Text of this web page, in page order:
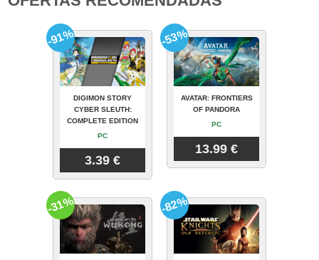
DIGIMON STORY
CYBER SLEUTH:
COMPLETE EDITION
PC
3.39 €
-91%
AVATAR: FRONTIERS
OF PANDORA
PC
13.99 €
-53%
-31% -82%